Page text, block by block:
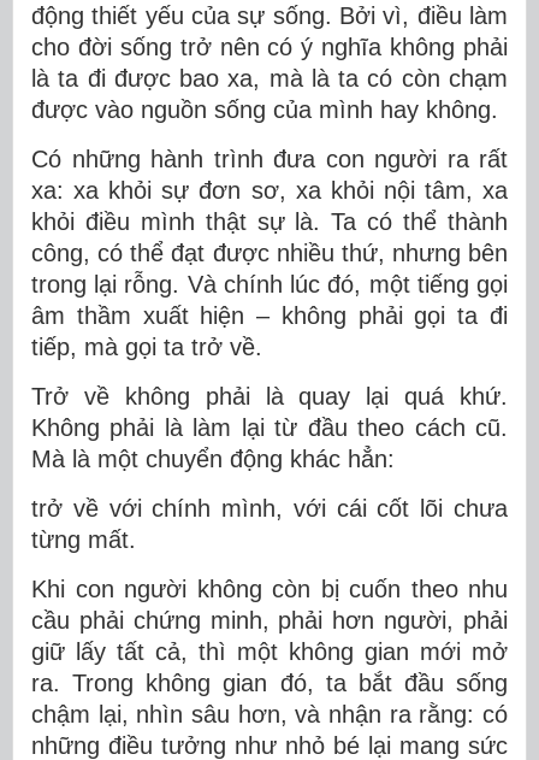
động thiết yếu của sự sống. Bởi vì, điều làm
cho đời sống trở nên có ý nghĩa không phải
là ta đi được bao xa, mà làta có còn chạm
được vào nguồn sống của mình hay không.
Có những hành trình đưa con người ra rất
xa: xa khỏi sự đơn sơ, xa khỏi nội tâm, xa
khỏi điều mình thật sự là. Ta có thể thành
công, có thể đạt được nhiều thứ, nhưng bên
trong lại rỗng. Và chính lúc đó, một tiếng gọi
âm thầm xuất hiện – không phải gọi ta đi
tiếp, mà gọi ta trở về.
Trở về không phải là quay lại quá khứ.
Không phải là làm lại từ đầu theo cách cũ.
Mà là một chuyển động khác hẳn:
trở về với chính mình, với cái cốt lõi chưa
từng mất.
Khi con người không còn bị cuốn theo nhu
cầu phải chứng minh, phải hơn người, phải
giữ lấy tất cả, thì một không gian mới mở
ra. Trong không gian đó, ta bắt đầu sống
chậm lại, nhìn sâu hơn, và nhận ra rằng: có
những điều tưởng như nhỏ bé lại mang sức